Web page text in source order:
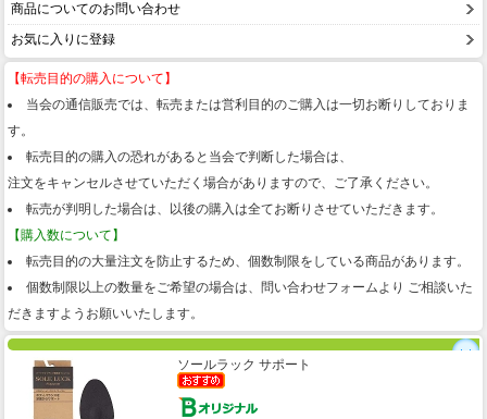
商品についてのお問い合わせ
お気に入りに登録
【転売目的の購入について】
当会の通信販売では、転売または営利目的のご購入は一切お断りしておりま
す。
転売目的の購入の恐れがあると当会で判断した場合は、
注文をキャンセルさせていただく場合がありますので、ご了承ください。
転売が判明した場合は、以後の購入は全てお断りさせていただきます。
【購入数について】
転売目的の大量注文を防止するため、個数制限をしている商品があります。
個数制限以上の数量をご希望の場合は、問い合わせフォームより ご相談いた
だきますようお願いいたします。
ソールラック サポート